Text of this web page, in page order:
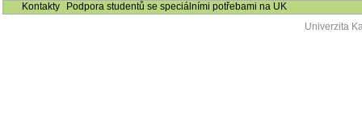
Kontakty
Podpora studentů se speciálními potřebami na UK
Univerzita